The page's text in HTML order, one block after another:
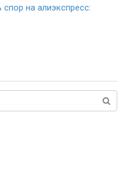
спор на алиэкспресс: